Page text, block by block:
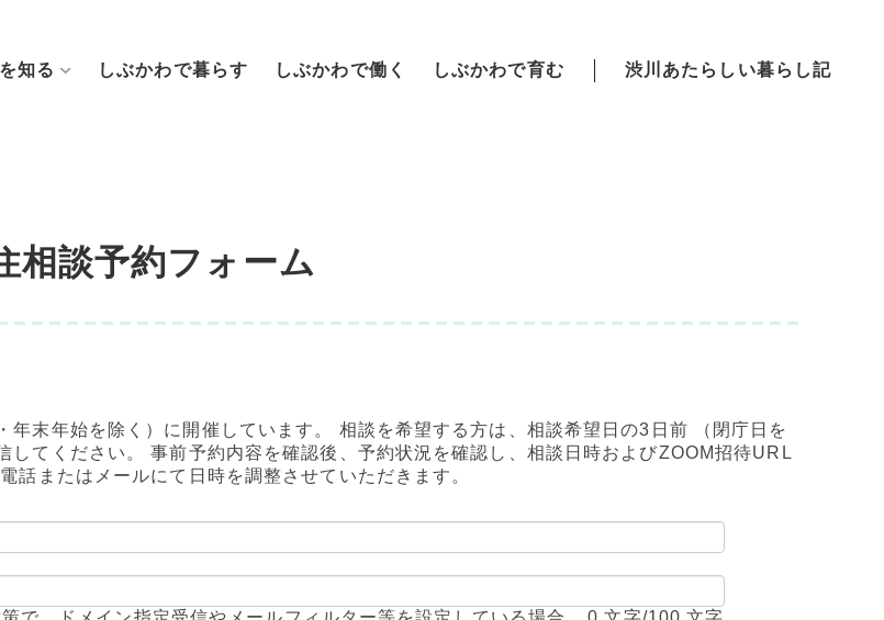
知る しぶかわで暮らす しぶかわで働く しぶかわで育む 渋川あたらしい暮らし記
相談予約フォーム
末年始を除く）に開催しています。 相談を希望する方は、相談希望日の3日前 （閉庁日を
てください。 事前予約内容を確認後、予約状況を確認し、相談日時およびZOOM招待URL
話またはメールにて日時を調整させていただきます。